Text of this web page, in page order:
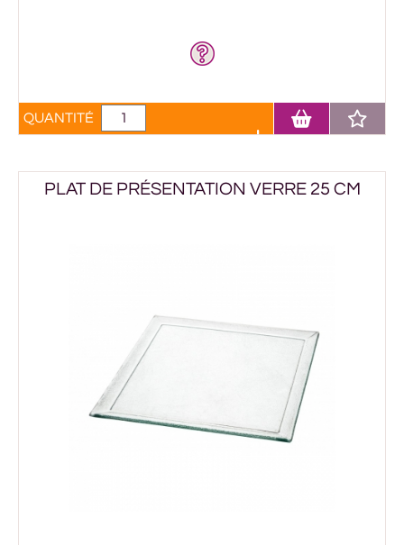
QUANTITÉ
PLAT DE PRÉSENTATION VERRE 25 CM